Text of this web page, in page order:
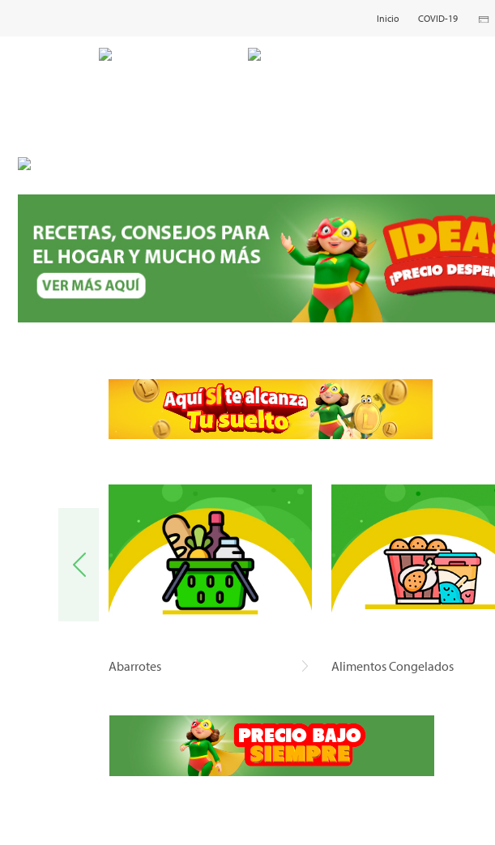
Inicio COVID-19
Abarrotes Alimentos Congelados